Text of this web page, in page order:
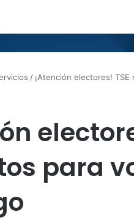
/ ¡Atención electores!
para